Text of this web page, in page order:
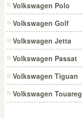
Volkswagen Polo
Volkswagen Golf
Volkswagen Jetta
Volkswagen Passat
Volkswagen Tiguan
Volkswagen Touareg